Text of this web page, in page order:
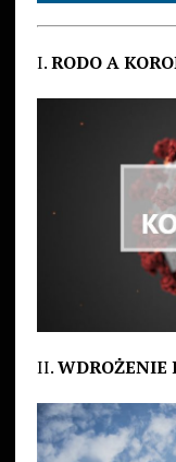
I.RODO A
II.WDROŻENIE